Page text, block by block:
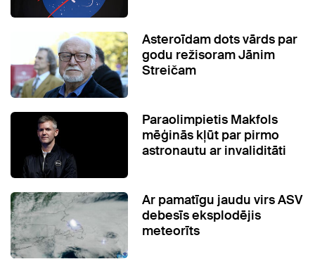
Asteroīdam dots vārds par
godu režisoram Jānim
Streičam
Paraolimpietis Makfols
mēģinās kļūt par pirmo
astronautu ar invaliditāti
Ar pamatīgu jaudu virs ASV
debesīs eksplodējis
meteorīts